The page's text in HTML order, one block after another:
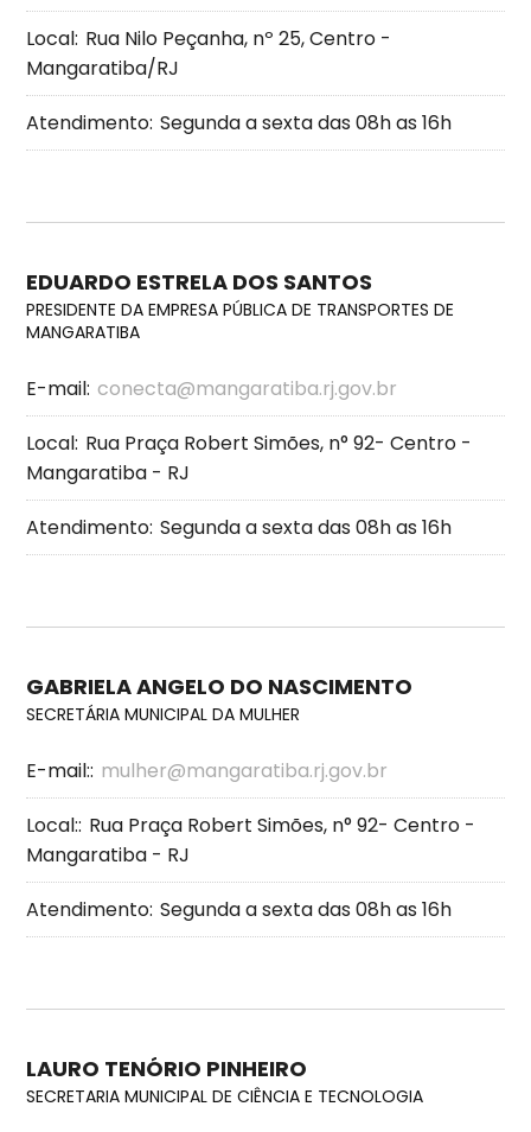
Local: Rua Nilo Peçanha, nº 25, Centro -
Mangaratiba/RJ
Atendimento: Segunda a sexta das 08h as 16h
EDUARDO ESTRELA DOS SANTOS
PRESIDENTE DA EMPRESA PÚBLICA DE TRANSPORTES DE
MANGARATIBA
E-mail: conecta@mangaratiba.rj.gov.br
Local: Rua Praça Robert Simões, n° 92- Centro -
Mangaratiba - RJ
Atendimento: Segunda a sexta das 08h as 16h
GABRIELA ANGELO DO NASCIMENTO
SECRETÁRIA MUNICIPAL DA MULHER
E-mail:: mulher@mangaratiba.rj.gov.br
Local:: Rua Praça Robert Simões, n° 92- Centro -
Mangaratiba - RJ
Atendimento: Segunda a sexta das 08h as 16h
LAURO TENÓRIO PINHEIRO
SECRETARIA MUNICIPAL DE CIÊNCIA E TECNOLOGIA